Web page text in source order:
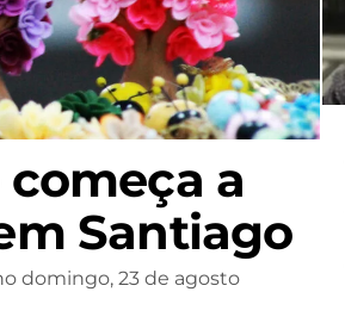
a
Santiago
domingo, 23 de agosto